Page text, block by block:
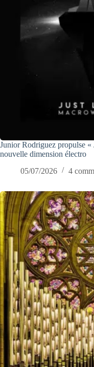
Junior Rodriguez propulse
nouvelle dimension électro
05/07/2026
4